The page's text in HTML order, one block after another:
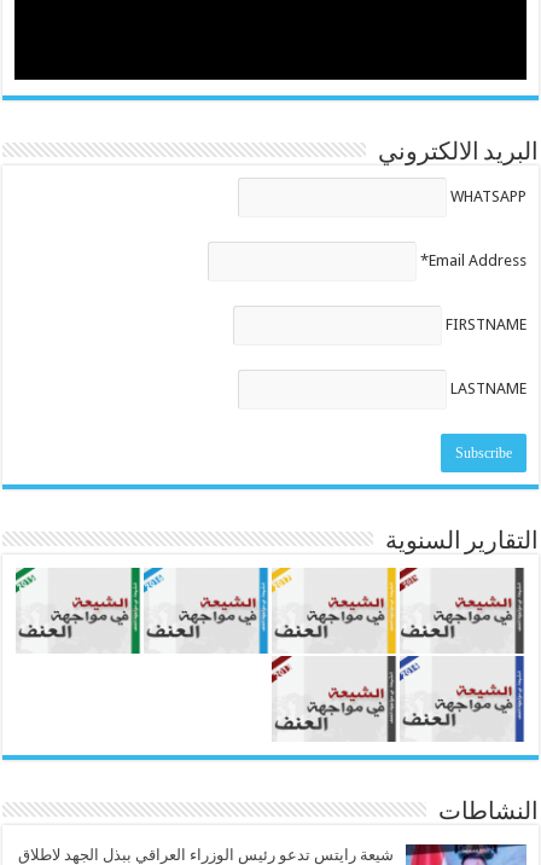
البريد الالكتروني
WHATSAPP
Email Address*
FIRSTNAME
LASTNAME
التقارير السنوية
النشاطات
شيعة رايتس تدعو رئيس الوزراء العراقي ببذل الجهد لاطلاق